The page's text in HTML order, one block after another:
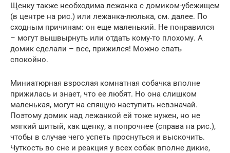
Щенку также необходима лежанка с домиком-убежищем
(в центре на рис.) или лежанка-люлька, см. далее. По
сходным причинам: он еще маленький. Не понравился
– могут вышвырнуть или отдать кому-то плохому. А
домик сделали – все, прижился! Можно спать
спокойно.
Миниатюрная взрослая комнатная собачка вполне
прижилась и знает, что ее любят. Но она слишком
маленькая, могут на спящую наступить невзначай.
Поэтому домик над лежанкой ей тоже нужен, но не
мягкий шитый, как щенку, а попрочнее (справа на рис.),
чтобы в случае чего успеть проснуться и выскочить.
Чуткость во сне и реакция у всех собак вполне дикие,